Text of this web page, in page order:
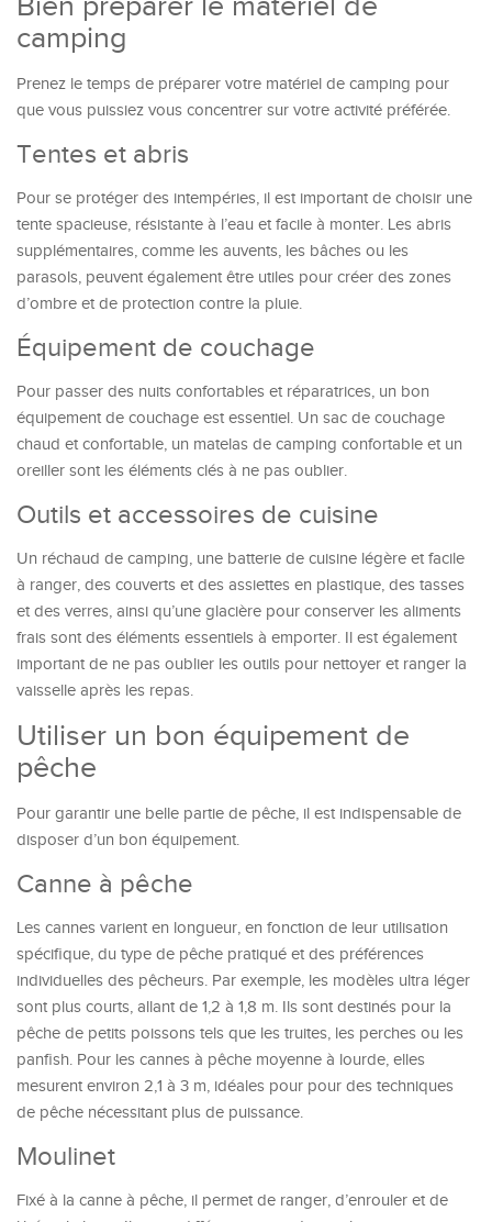
camping
Prenez le temps de préparer votre matériel de camping pour
que vous puissiez vous concentrer sur votre activité préférée.
Tentes et abris
Pour se protéger des intempéries, il est important de choisir une
tente spacieuse, résistante à l’eau et facile à monter. Les abris
supplémentaires, comme les auvents, les bâches ou les
parasols, peuvent également être utiles pour créer des zones
d’ombre et de protection contre la pluie.
Équipement de couchage
Pour passer des nuits confortables et réparatrices, un bon
équipement de couchage est essentiel. Un sac de couchage
chaud et confortable, un matelas de camping confortable et un
oreiller sont les éléments clés à ne pas oublier.
Outils et accessoires de cuisine
Un réchaud de camping, une batterie de cuisine légère et facile
à ranger, des couverts et des assiettes en plastique, des tasses
et des verres, ainsi qu’une glacière pour conserver les aliments
frais sont des éléments essentiels à emporter. Il est également
important de ne pas oublier les outils pour nettoyer et ranger la
vaisselle après les repas.
Utiliser un bon équipement de
pêche
Pour garantir une belle partie de pêche, il est indispensable de
disposer d’un bon équipement.
Canne à pêche
Les cannes varient en longueur, en fonction de leur utilisation
spécifique, du type de pêche pratiqué et des préférences
individuelles des pêcheurs. Par exemple, les modèles ultra léger
sont plus courts, allant de 1,2 à 1,8 m. Ils sont destinés pour la
pêche de petits poissons tels que les truites, les perches ou les
panfish. Pour les cannes à pêche moyenne à lourde, elles
mesurent environ 2,1 à 3 m, idéales pour pour des techniques
de pêche nécessitant plus de puissance.
Moulinet
Fixé à la canne à pêche, il permet de ranger, d’enrouler et de